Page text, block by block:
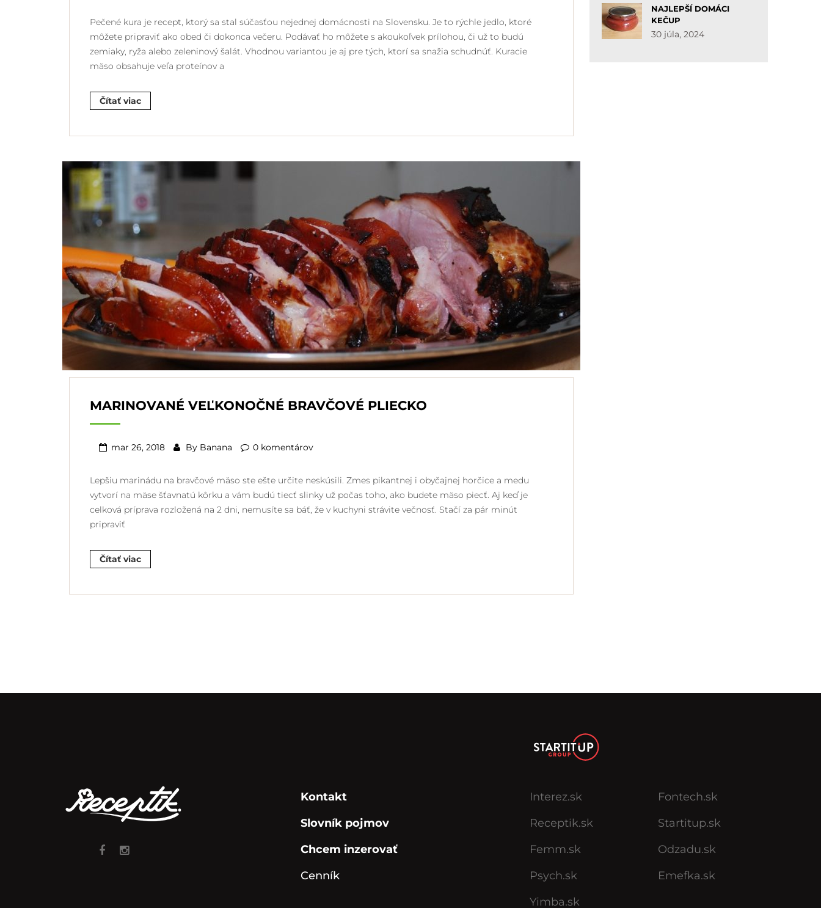
Pečené kura je recept, ktorý sa stal súčasťou nejednej domácnosti na Slovensku. Je to rýchle jedlo, ktoré
môžete pripraviť ako obed či dokonca večeru. Podávať ho môžete s akoukoľvek prílohou, či už to budú
zemiaky, ryža alebo zeleninový šalát. Vhodnou variantou je aj pre tých, ktorí sa snažia schudnúť. Kuracie
mäso obsahuje veľa proteínov a
Čítať viac
MARINOVANÉ VEĽKONOČNÉ BRAVČOVÉ PLIECKO
mar 26, 2018 By Banana 0 komentárov
Lepšiu marinádu na bravčové mäso ste ešte určite neskúsili. Zmes pikantnej i obyčajnej horčice a medu
vytvorí na mäse šťavnatú kôrku a vám budú tiecť slinky už počas toho, ako budete mäso piecť. Aj keď je
celková príprava rozložená na 2 dni, nemusíte sa báť, že v kuchyni strávite večnosť. Stačí za pár minút
pripraviť
Čítať viac
NAJLEPŠÍ DOMÁCI
KEČUP
30 júla, 2024
Kontakt
Slovník pojmov
Chcem inzerovať
Cenník
Interez.sk
Receptik.sk
Femm.sk
Psych.sk
Yimba.sk
Fontech.sk
Startitup.sk
Odzadu.sk
Emefka.sk